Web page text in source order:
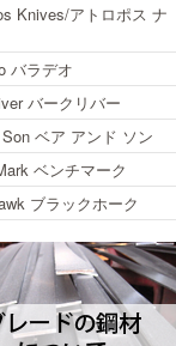
Knives/アトロポス ナ
バラデオ
バークリバー
ベア アンド ソン
ベンチマーク
ブラックホーク
ブラックジャック
International ブラック
インターナショナル
リサ